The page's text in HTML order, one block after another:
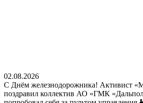
02.08.2026
С Днём железнодорожника! Активист
поздравил коллектив АО «ГМК